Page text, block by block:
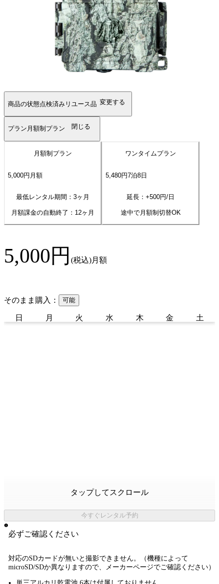
商品の状態点検済みリユース品 変更する
プラン 月額制プラン 閉じる
月額制プラン
5,000円 月額
最低レンタル期間：3ヶ月
月額課金の自動終了： 12ヶ月
ワンタイムプラン
5,480円7泊8日
延長：+500円/日
途中で月額制切替OK
5,000円 (税込)月額
そのまま購入： 可能
日 月 火 水 木 金 土
タップしてスクロール
今すぐレンタル予約
必ずご確認ください
対応のSDカードが無いと 撮影できません。
（機種によって
microSD/SDか異なりますので、メーカーページでご確認ください）